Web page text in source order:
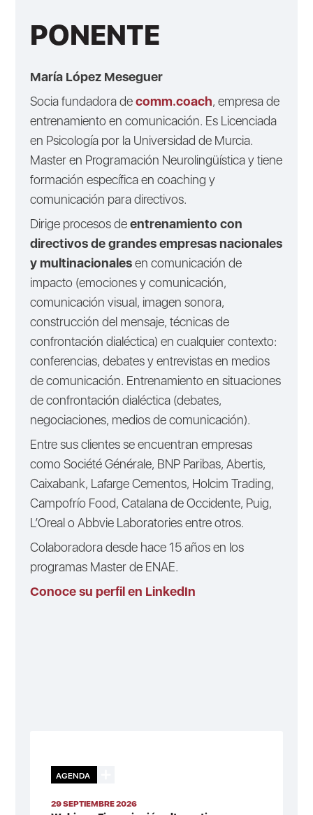
PONENTE
María López Meseguer
Socia fundadora decomm.coach, empresa de
entrenamiento en comunicación. Es Licenciada
en Psicología por la Universidad de Murcia.
Master en Programación Neurolingüística y tiene
formación específica en coaching y
comunicación para directivos.
Dirige procesos deentrenamiento con
directivos de grandes empresas nacionales
y multinacionalesen comunicación de
impacto (emociones y comunicación,
comunicación visual, imagen sonora,
construcción del mensaje, técnicas de
confrontación dialéctica) en cualquier contexto:
conferencias, debates y entrevistas en medios
de comunicación. Entrenamiento en situaciones
de confrontación dialéctica (debates,
negociaciones, medios de comunicación).
Entre sus clientes se encuentran empresas
como Société Générale, BNP Paribas, Abertis,
Caixabank, Lafarge Cementos, Holcim Trading,
Campofrío Food, Catalana de Occidente, Puig,
L’Oreal o Abbvie Laboratories entre otros.
Colaboradora desde hace 15 años en los
programas Master de ENAE.
Conoce su perfil en LinkedIn
AGENDA
29 SEPTIEMBRE 2026